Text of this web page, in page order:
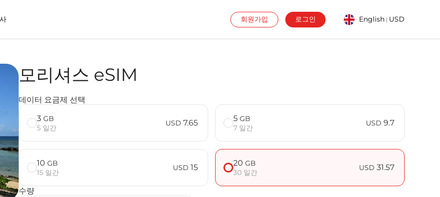
회원가입 로그인 English | USD
때의 장점
모리셔스 eSIM
데이터 요금제 선택
3 GB
5 일간
USD 7.65 5 GB
7 일간
USD 9.7
10 GB
15 일간
USD 15 20 GB
30 일간
USD 31.57
수량